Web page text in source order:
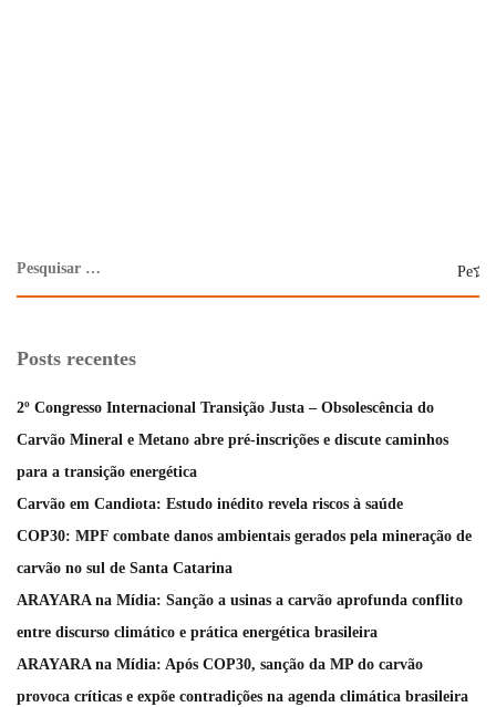
Posts recentes
2º Congresso Internacional Transição Justa – Obsolescência do
Carvão Mineral e Metano abre pré-inscrições e discute caminhos
para a transição energética
Carvão em Candiota: Estudo inédito revela riscos à saúde
COP30: MPF combate danos ambientais gerados pela mineração de
carvão no sul de Santa Catarina
ARAYARA na Mídia: Sanção a usinas a carvão aprofunda conflito
entre discurso climático e prática energética brasileira
ARAYARA na Mídia: Após COP30, sanção da MP do carvão
provoca críticas e expõe contradições na agenda climática brasileira